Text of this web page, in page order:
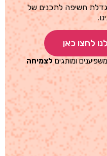
חשיפה לתכנים של
לחצו כאן
לצמיחה